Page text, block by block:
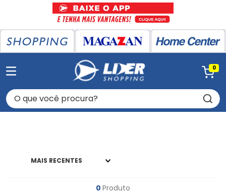
0
O que você procura?
MAIS RECENTES
0 Produto